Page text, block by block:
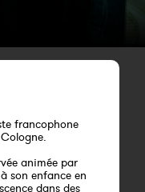
francophone
animée par
son enfance en
dans des